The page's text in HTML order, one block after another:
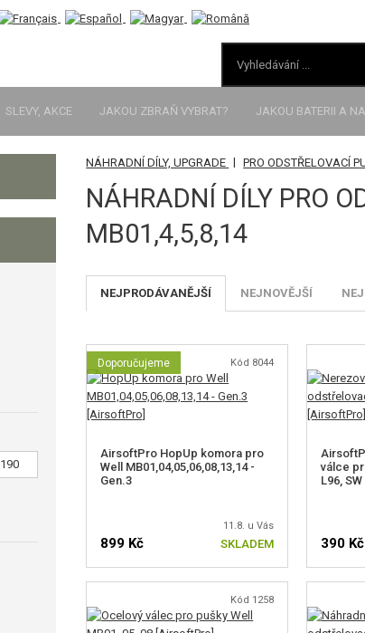
SLEVY, AKCE JAKOU ZBRAŇ VYBRAT? JAKOU BATERII A
NÁHRADNÍ DÍLY, UPGRADE | PRO ODSTŘELOVACÍ
NÁHRADNÍ DÍLY PRO
MB01,4,5,8,14
NEJPRODÁVANĚJŠÍ NEJNOVĚJŠÍ
Doporučujeme Kód 8044
AirsoftPro HopUp komora pro
Well MB01,04,05,06,08,13,14 -
Gen.3
11.8. u Vás
899 Kč SKLADEM
válce
L96,
390 Kč
Kód 1258